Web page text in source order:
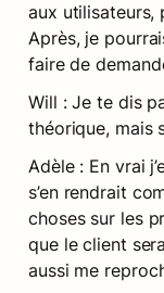
aux utilisateurs,
Après, je
faire de
Will : Je te dis
théorique, mais
Adèle : En vrai
s’en rendrait
choses sur les
que le client
aussi me